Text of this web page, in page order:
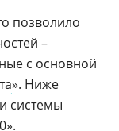
позволило
–
с основной
». Ниже
системы